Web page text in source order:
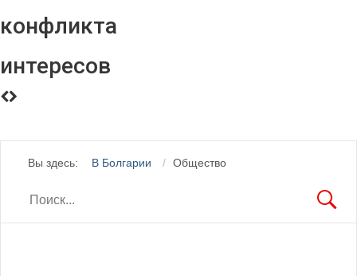
конфликта
интересов
Вы здесь: В Болгарии Общество